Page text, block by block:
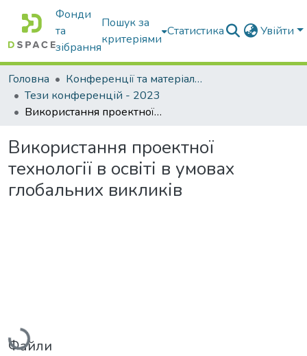
Фонди
та
зібрання
Пошук за
критеріями
Статистика Увійти
Головна
Конференції та матеріали конференцій
Тези конференцій - 2023
Використання проектної технології в освіті в умовах глобальних викликів
Використання проектної
технології в освіті в умовах
глобальних викликів
Вантажиться...
Файли